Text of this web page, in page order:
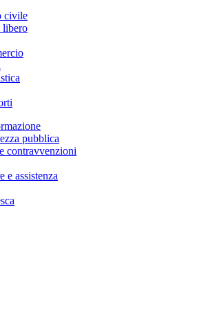
civile
libero
pubblica
contravvenzioni
e assistenza